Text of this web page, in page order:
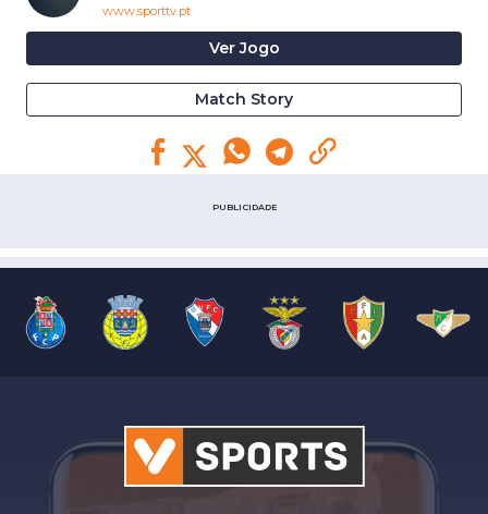
www.sporttv.pt
Ver Jogo
Match Story
PUBLICIDADE